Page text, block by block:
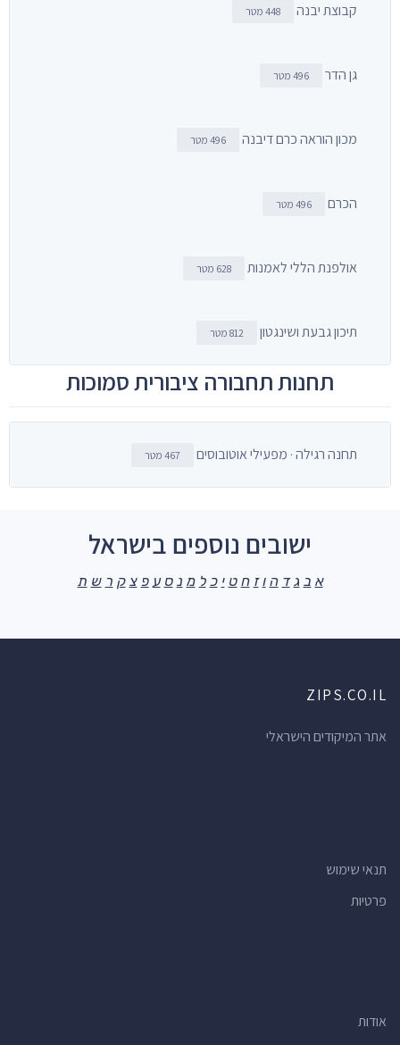
קבוצת יבנה 448 מטר
גן הדר 496 מטר
מכון הוראה כרם דיבנה 496 מטר
הכרם 496 מטר
אולפנת הללי לאמנות 628 מטר
תיכון גבעת ושינגטון 812 מטר
תחנות תחבורה ציבורית סמוכות
תחנה רגילה · מפעילי אוטובוסים 467 מטר
ישובים נוספים בישראל
א ב ג ד ה ו ז ח ט י כ ל מ נ ס ע פ צ ק ר ש ת
ZIPS.CO.IL
אתר המיקודים הישראלי
תנאי שימוש
פרטיות
אודות